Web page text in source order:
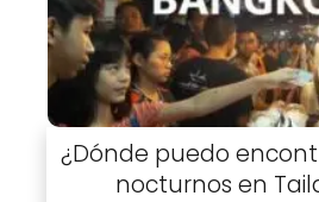
¿Dónde puedo
nocturnos en